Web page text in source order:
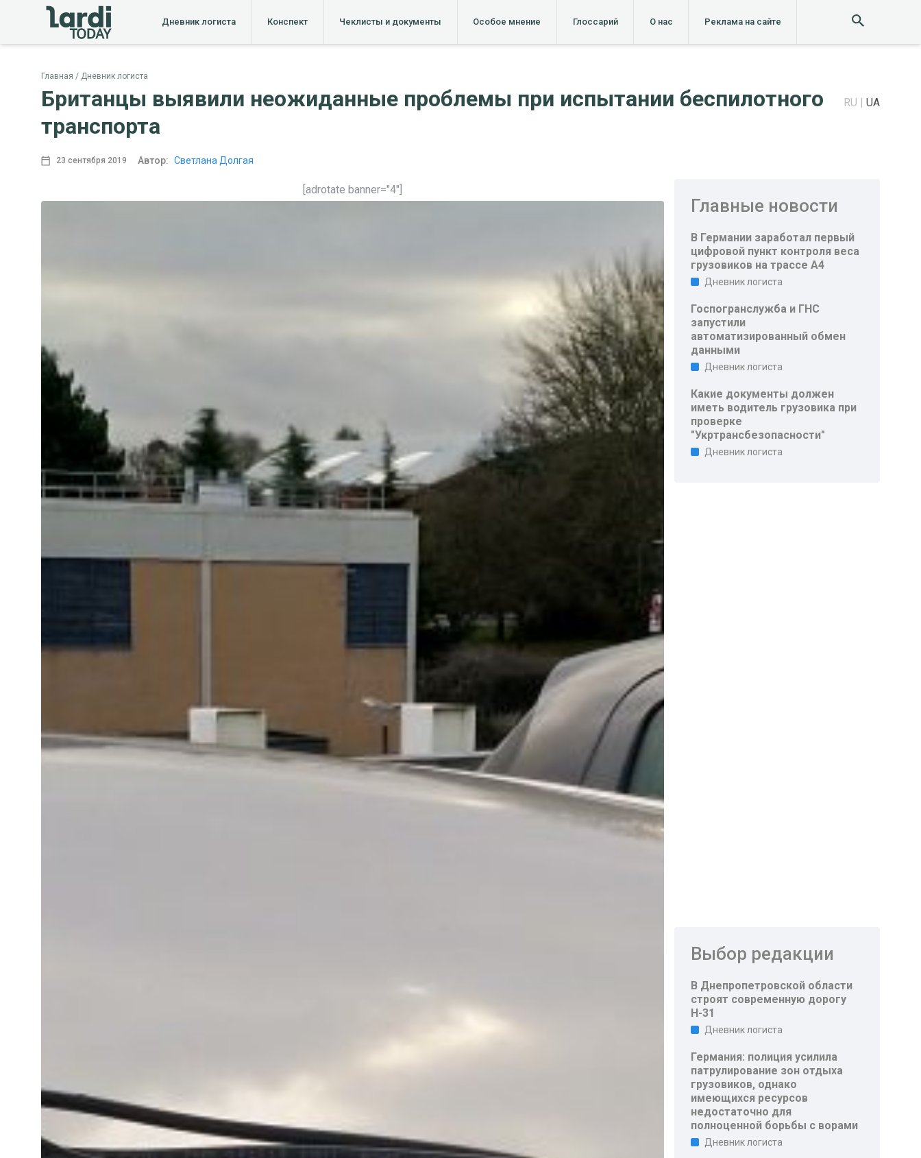
Дневник логиста Конспект Чеклисты и документы Особое мнение Глоссарий О нас Реклама на сайте
Главная Дневник логиста
Британцы выявили неожиданные проблемы при испытании беспилотного
транспорта
RU UA
23 сентября 2019 Автор: Светлана Долгая
[adrotate banner="4"]
Главные новости
В Германии заработал первый
цифровой пункт контроля веса
грузовиков на трассе A4
Дневник логиста
Госпогранслужба и ГНС
запустили
автоматизированный обмен
данными
Дневник логиста
Какие документы должен
иметь водитель грузовика при
проверке
"Укртрансбезопасности"
Дневник логиста
Выбор редакции
В Днепропетровской области
строят современную дорогу
Н-31
Дневник логиста
Германия: полиция усилила
патрулирование зон отдыха
грузовиков, однако
имеющихся ресурсов
недостаточно для
полноценной борьбы с ворами
Дневник логиста